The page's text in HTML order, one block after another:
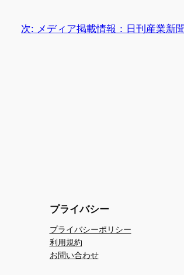
次: メディア掲載情報：日刊産業新聞
プライバシー
プライバシーポリシー
利用規約
お問い合わせ